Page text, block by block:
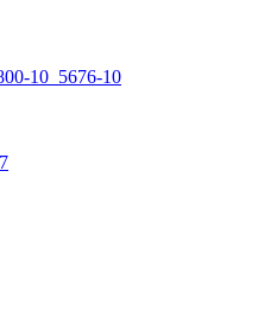
10_5676-10